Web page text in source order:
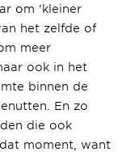
om ‘kleiner
het zelfde of
meer
ook in het
binnen de
En zo
die ook
moment, want